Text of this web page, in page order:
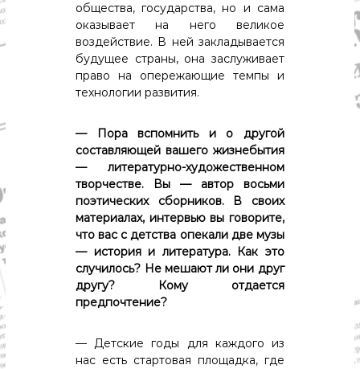
общества, государства, но и сама
оказывает на него великое
воздействие. В ней закладывается
будущее страны, она заслуживает
право на опережающие темпы и
технологии развития.
— Пора вспомнить и о другой
составляющей вашего жизнебытия
— литературно-художественном
творчестве. Вы — автор восьми
поэтических сборников. В своих
материалах, интервью вы говорите,
что вас с детства опекали две музы
— история и литература. Как это
случилось? Не мешают ли они друг
другу? Кому отдается
предпочтение?
— Детские годы для каждого из
нас есть стартовая площадка, где